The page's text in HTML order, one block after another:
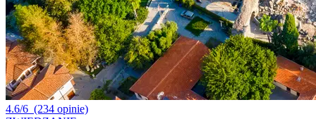
4.6/6 (234 opinie)